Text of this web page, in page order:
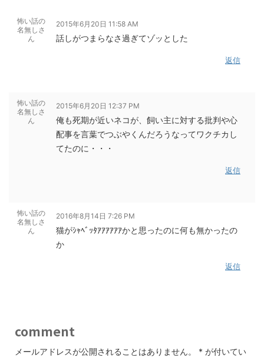
怖い話の
名無しさ
ん
2015年6月20日 11:58 AM
話しがつまらなさ過ぎてゾッとした
返信
怖い話の
名無しさ
ん
2015年6月20日 12:37 PM
俺も死期が近いネコが、飼い主に対する批判や心
配事を言葉でつぶやくんだろうなってワクチカし
てたのに・・・
返信
怖い話の
名無しさ
ん
2016年8月14日 7:26 PM
猫がｼｬﾍﾞｯﾀｱｱｱｱｱｱかと思ったのに何も無かったの
か
返信
comment
メールアドレスが公開されることはありません。 * が付いてい